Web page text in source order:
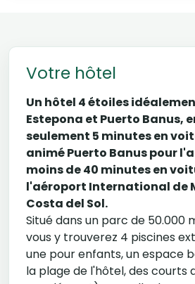
Votre hôtel
Un hôtel 4 étoiles
Estepona et Puerto Banus,
seulement 5 minutes en
animé Puerto Banus pour
moins de 40 minutes en
l'aéroport International de
Costa del Sol.
Situé dans un parc de 50.000
vous y trouverez 4 piscines
une pour enfants, un espace
la plage de l'hôtel, des courts